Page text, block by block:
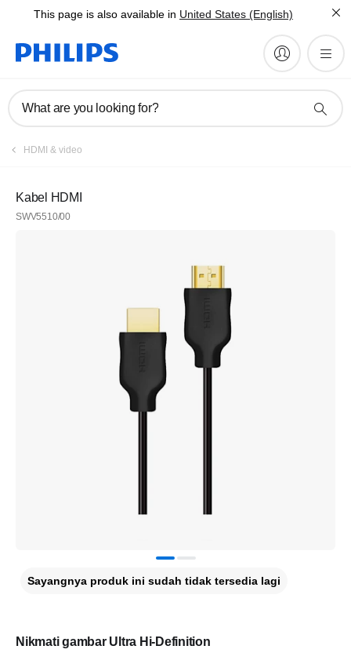
This page is also available in United States (English)
What are you looking for?
Daftar
HDMI & video
Kabel HDMI
SWV5510/00
Nikmati gambar Ultra Hi-Definition
Sayangnya produk ini sudah tidak tersedia lagi